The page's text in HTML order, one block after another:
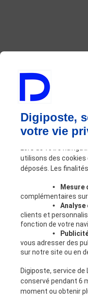
Digiposte,
votre vie
utilisons des
déposés. Les
• Mesure
complémentaires
•
clients et
fonction de votre
•
vous adresser des
sur notre site ou en
Digiposte, service
conservé pendant 6
moment ou obtenir